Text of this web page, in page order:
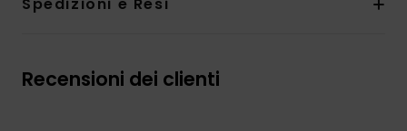
Recensioni dei clienti